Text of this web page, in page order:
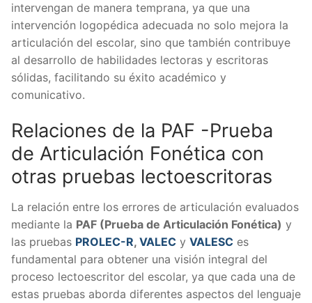
intervengan de manera temprana, ya que una
intervención logopédica adecuada no solo mejora la
articulación del escolar, sino que también contribuye
al desarrollo de habilidades lectoras y escritoras
sólidas, facilitando su éxito académico y
comunicativo.
Relaciones de la PAF -Prueba
de Articulación Fonética con
otras pruebas lectoescritoras
La relación entre los errores de articulación evaluados
mediante la PAF (Prueba de Articulación Fonética) y
las pruebas PROLEC-R, VALEC y VALESC es
fundamental para obtener una visión integral del
proceso lectoescritor del escolar, ya que cada una de
estas pruebas aborda diferentes aspectos del lenguaje